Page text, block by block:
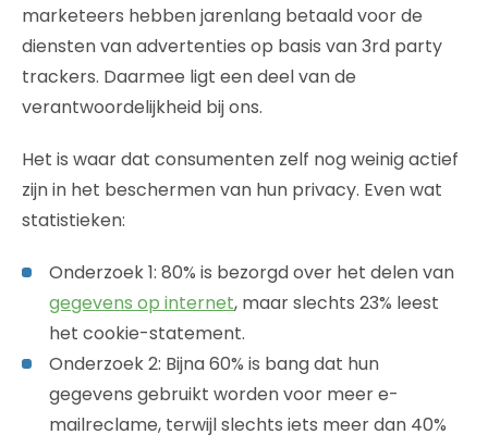
marketeers hebben jarenlang betaald voor de
diensten van advertenties op basis van 3rd party
trackers. Daarmee ligt een deel van de
verantwoordelijkheid bij ons.
Het is waar dat consumenten zelf nog weinig actief
zijn in het beschermen van hun privacy. Even wat
statistieken:
Onderzoek 1: 80% is bezorgd over het delen van
gegevens op internet, maar slechts 23% leest
het cookie-statement.
Onderzoek 2: Bijna 60% is bang dat hun
gegevens gebruikt worden voor meer e-
mailreclame, terwijl slechts iets meer dan 40%